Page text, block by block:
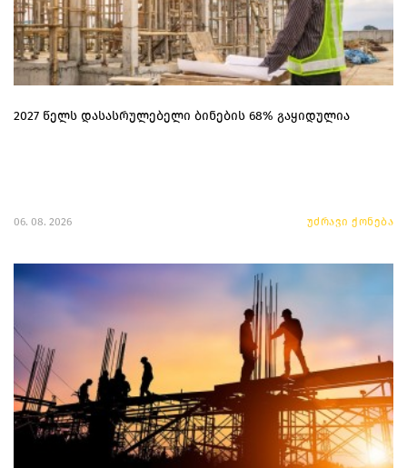
2027 წელს დასასრულებელი ბინების 68% გაყიდულია
06. 08. 2026 უძრავი ქონება